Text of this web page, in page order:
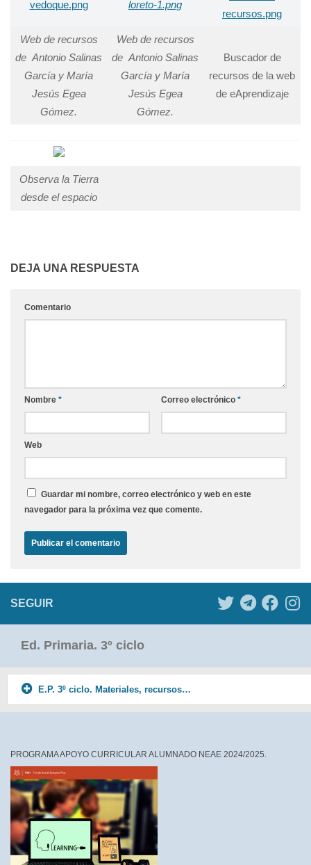
Web de recursos
de Antonio Salinas
García y María
Jesús Egea
Gómez.
Web de recursos
de Antonio Salinas
García y María
Jesús Egea
Gómez.
Buscador de
recursos de la web
de eAprendizaje
Observa la Tierra
desde el espacio
DEJA UNA RESPUESTA
Comentario
Nombre * Correo electrónico *
Web
Guardar mi nombre, correo electrónico y web en este
navegador para la próxima vez que comente.
SEGUIR
Ed. Primaria. 3º ciclo
E.P. 3º ciclo. Materiales, recursos…
PROGRAMA APOYO CURRICULAR ALUMNADO NEAE 2024/2025.